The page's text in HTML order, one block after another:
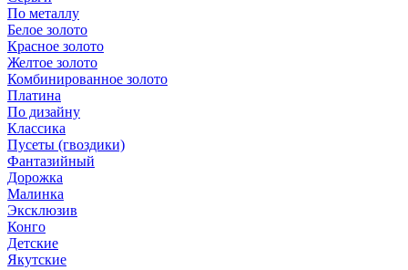
По металлу
Белое золото
Красное золото
Желтое золото
Комбинированное золото
Платина
По дизайну
Классика
Пусеты (гвоздики)
Фантазийный
Дорожка
Малинка
Эксклюзив
Конго
Детские
Якутские